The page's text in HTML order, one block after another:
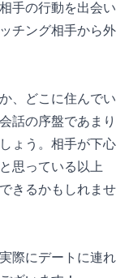
手の行動を出会い
チング相手から外
、どこに住んでい
話の序盤であまり
ょう。相手が下心
思っている以上
きるかもしれませ
際にデートに連れ